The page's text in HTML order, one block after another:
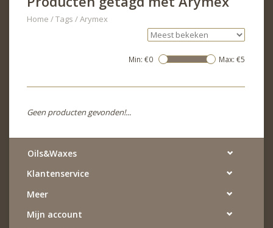
Home /Tags /Arymex
Min: €0 Max: €5
Geen producten gevonden!...
Oils&Waxes
Klantenservice
Meer
Mijn account